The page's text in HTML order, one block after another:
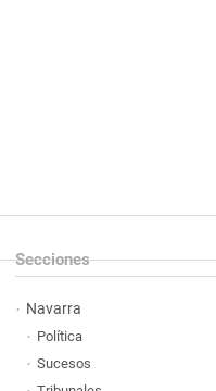
Secciones
Navarra
Política
Sucesos